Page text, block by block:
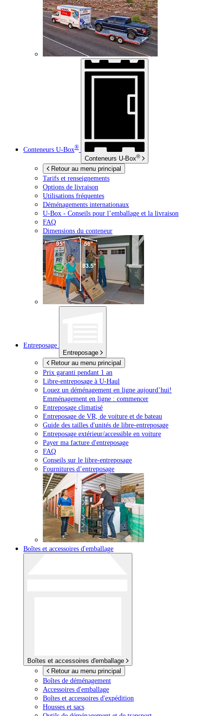
Conteneurs U-Box®
Conteneurs U-Box®
Retour au menu principal
Tarifs et renseignements
Options de livraison
Utilisations fréquentes
Déménagements internationaux
U-Box - Conseils pour l’emballage et la livraison
FAQ
Dimensions du conteneur
Entreposage
Entreposage
Retour au menu principal
Prix garanti pendant 1 an
Libre-entreposage à U-Haul
Louez un déménagement en ligne aujourd’hui!
Emménagement en ligne : commencer
Entreposage climatisé
Entreposage de VR, de voiture et de bateau
Guide des tailles d'unités de libre-entreposage
Entreposage extérieur/accessible en voiture
Payer ma facture d'entreposage
FAQ
Conseils sur le libre-entreposage
Fournitures d’entreposage
Boîtes et accessoires d'emballage
Boîtes et accessoires d'emballage
Retour au menu principal
Boîtes de déménagement
Accessoires d'emballage
Boîtes et accessoires d'expédition
Housses et sacs